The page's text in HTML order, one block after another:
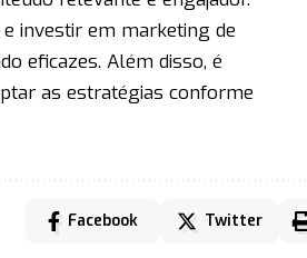
investir em marketing de
eficazes. Além disso, é
as estratégias conforme
Facebook Twitter